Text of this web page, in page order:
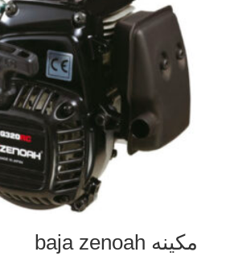
مكينه baja zenoah